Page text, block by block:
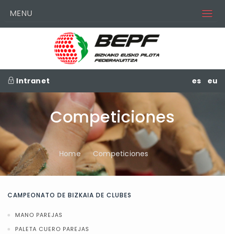
MENU
Intranet es eu
Competiciones
Home Competiciones
CAMPEONATO DE BIZKAIA DE CLUBES
MANO PAREJAS
PALETA CUERO PAREJAS